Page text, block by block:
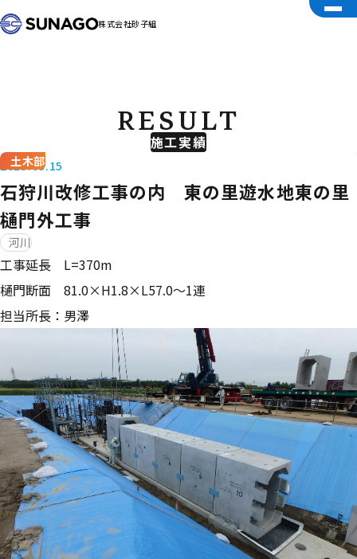
株式会社砂子組
施工実績
RESULT
土木部
2015.09.15
石狩川改修工事の内 東の里遊水地東の里
樋門外工事
河川
工事延長 L=370m
樋門断面 81.0×H1.8×L57.0～1連
担当所長：男澤